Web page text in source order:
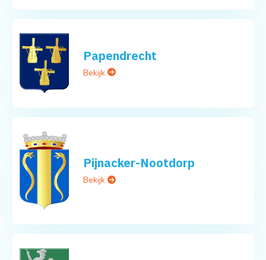
Papendrecht
Bekijk
Pijnacker-Nootdorp
Bekijk